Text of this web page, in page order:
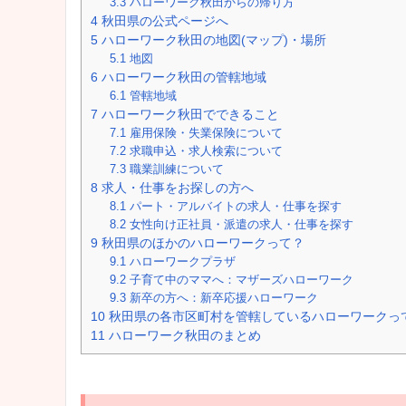
4 秋田県の公式ページへ
5 ハローワーク秋田の地図(マップ)・場所
5.1 地図
6 ハローワーク秋田の管轄地域
6.1 管轄地域
7 ハローワーク秋田でできること
7.1 雇用保険・失業保険について
7.2 求職申込・求人検索について
7.3 職業訓練について
8 求人・仕事をお探しの方へ
8.1 パート・アルバイトの求人・仕事を探す
8.2 女性向け正社員・派遣の求人・仕事を探す
9 秋田県のほかのハローワークって？
9.1 ハローワークプラザ
9.2 子育て中のママへ：マザーズハローワーク
9.3 新卒の方へ：新卒応援ハローワーク
10 秋田県の各市区町村を管轄しているハローワークっ
11 ハローワーク秋田のまとめ